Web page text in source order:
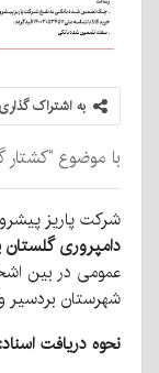
به اشتراک گذاری
با موضوع
شرکت پاریز
دامپروری
عمومی در بین
شهرستان بردسیر
نحوه دریافت اسناد: